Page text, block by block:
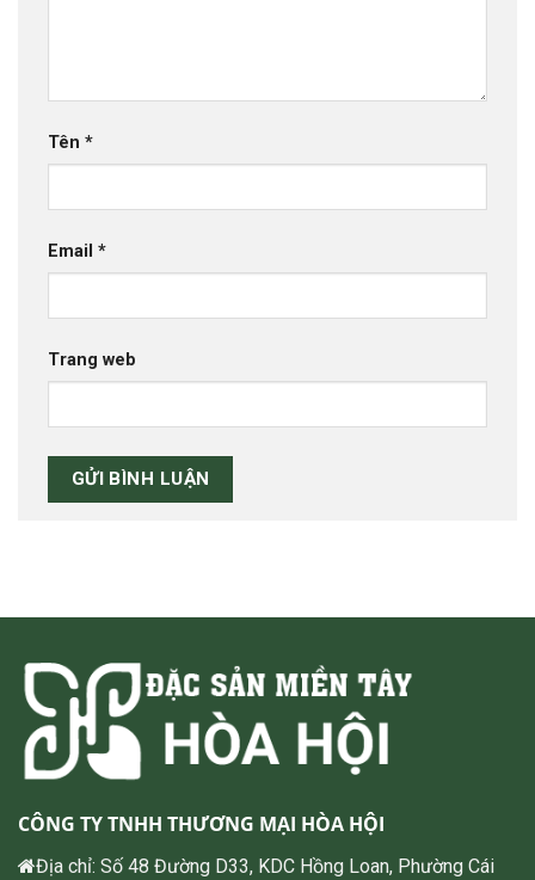
Tên *
Email *
Trang web
CÔNG TY TNHH THƯƠNG MẠI HÒA HỘI
Địa chỉ: Số 48 Đường D33, KDC Hồng Loan, Phường Cái